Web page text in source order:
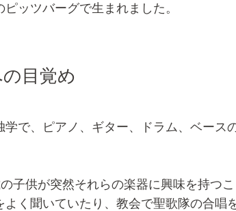
ピッツバーグで生まれました。
目覚め
学で、ピアノ、ギター、ドラム、ベース
子供が突然それらの楽器に興味を持つ
よく聞いていたり、教会で聖歌隊の合唱